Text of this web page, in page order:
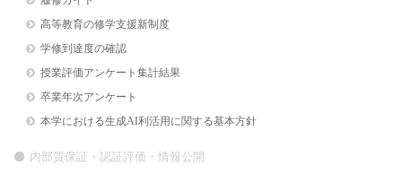
高等教育の修学支援新制度
学修到達度の確認
授業評価アンケート集計結果
卒業年次アンケート
本学における生成AI利活用に関する基本方針
内部質保証・認証評価・情報公開